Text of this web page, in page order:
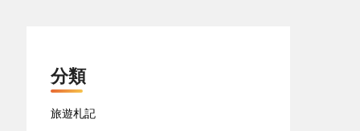
分類
旅遊札記